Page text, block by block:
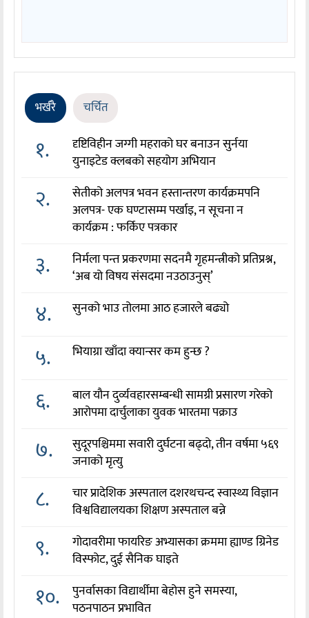
भर्खरै चर्चित
१.
दृष्टिविहीन जग्गी महराको घर बनाउन सुर्नया
युनाइटेड क्लबको सहयोग अभियान
२.
सेतीको अलपत्र भवन हस्तान्तरण कार्यक्रमपनि
अलपत्र- एक घण्टासम्म पर्खाइ, न सूचना न
कार्यक्रम : फर्किए पत्रकार
३.
निर्मला पन्त प्रकरणमा सदनमै गृहमन्त्रीको प्रतिप्रश्न,
‘अब यो विषय संसदमा नउठाउनुस्’
४. सुनको भाउ तोलमा आठ हजारले बढ्यो
५. भियाग्रा खाँदा क्यान्सर कम हुन्छ ?
६.
बाल यौन दुर्व्यवहारसम्बन्धी सामग्री प्रसारण गरेको
आरोपमा दार्चुलाका युवक भारतमा पक्राउ
७.
सुदूरपश्चिममा सवारी दुर्घटना बढ्दो, तीन वर्षमा ५६९
जनाको मृत्यु
८.
चार प्रादेशिक अस्पताल दशरथचन्द स्वास्थ्य विज्ञान
विश्वविद्यालयका शिक्षण अस्पताल बन्ने
९.
गोदावरीमा फायरिङ अभ्यासका क्रममा ह्याण्ड ग्रिनेड
विस्फोट, दुई सैनिक घाइते
१०.
पुनर्वासका विद्यार्थीमा बेहोस हुने समस्या,
पठनपाठन प्रभावित